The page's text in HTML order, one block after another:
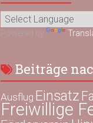
Powered by
Beiträge
Ausflug Einsatz
Freiwillige